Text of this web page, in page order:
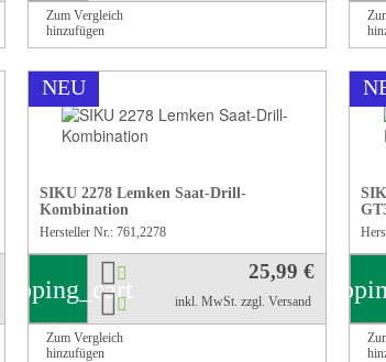
Zum Vergleich
hinzufügen
NEU
SIKU 2278 Lemken Saat-Drill-
Kombination
Hersteller Nr.: 761,2278
25,99 €
inkl. MwSt. zzgl. Versand
Zum Vergleich
hinzufügen